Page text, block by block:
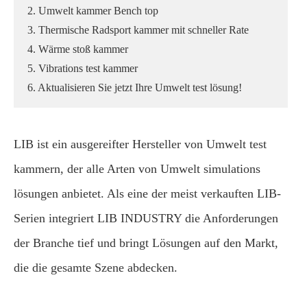
2. Umwelt kammer Bench top
3. Thermische Radsport kammer mit schneller Rate
4. Wärme stoß kammer
5. Vibrations test kammer
6. Aktualisieren Sie jetzt Ihre Umwelt test lösung!
LIB ist ein ausgereifter Hersteller von Umwelt test
kammern, der alle Arten von Umwelt simulations
lösungen anbietet. Als eine der meist verkauften LIB-
Serien integriert LIB INDUSTRY die Anforderungen
der Branche tief und bringt Lösungen auf den Markt,
die die gesamte Szene abdecken.